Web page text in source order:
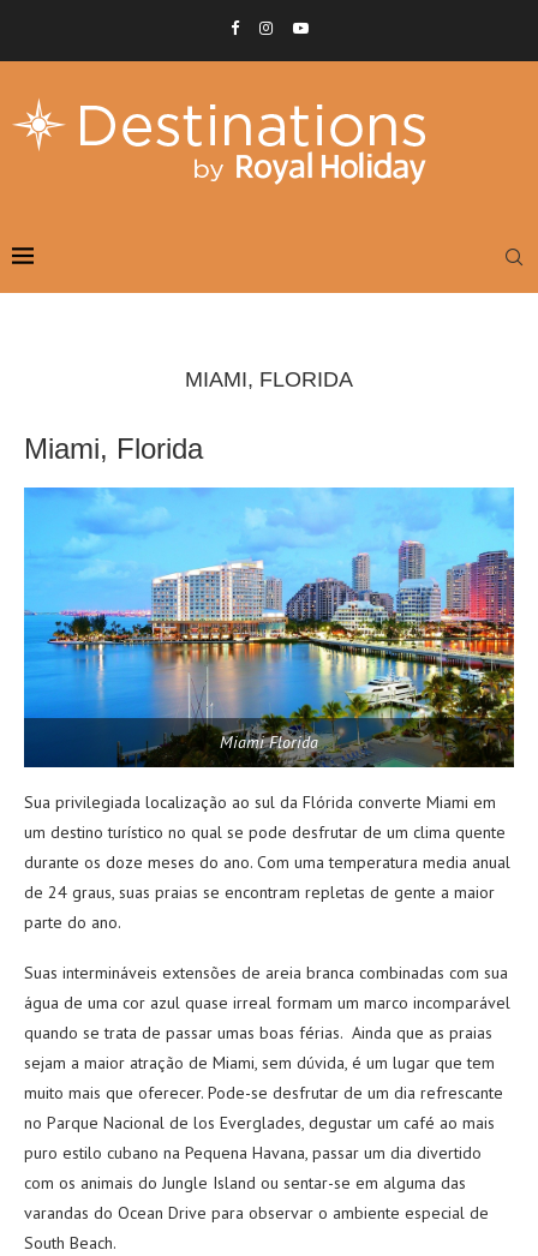
MIAMI, FLORIDA
Miami, Florida
Miami Florida
Sua privilegiada localização ao sul da Flórida converte Miami em
um destino turístico no qual se pode desfrutar de um clima quente
durante os doze meses do ano. Com uma temperatura media anual
de 24 graus, suas praias se encontram repletas de gente a maior
parte do ano.
Suas intermináveis extensões de areia branca combinadas com sua
água de uma cor azul quase irreal formam um marco incomparável
quando se trata de passar umas boas férias. Ainda que as praias
sejam a maior atração de Miami, sem dúvida, é um lugar que tem
muito mais que oferecer. Pode-se desfrutar de um dia refrescante
no Parque Nacional de los Everglades, degustar um café ao mais
puro estilo cubano na Pequena Havana, passar um dia divertido
com os animais do Jungle Island ou sentar-se em alguma das
varandas do Ocean Drive para observar o ambiente especial de
South Beach.